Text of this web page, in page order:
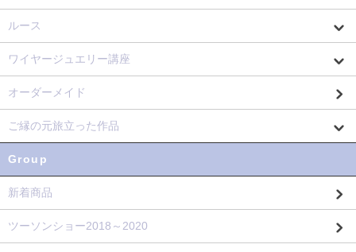
ルース
ワイヤージュエリー講座
オーダーメイド
ご縁の元旅立った作品
Group
新着商品
ツーソンショー2018～2020